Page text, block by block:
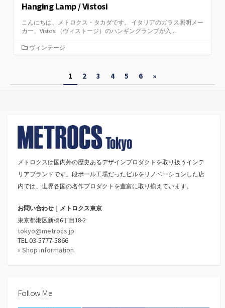
Hanging Lamp / Vistosi
こんにちは、メトロクス・タカダです。 イタリアのガラス照明メー
カー、Vistosi（ヴィストージ）のハンギングランプが入...
カ
ー
ヴィンテージ
ペ
ー
ジ
送
1 2 3 4 5 6 »
メトロクスは国内外の歴史あるデザインプロダクトを取り扱うインテ
リアブランドです。段ボール工場だったビルをリノベーションした店
内では、世界各国の名作プロダクトを豊富に取り揃えています。
お問い合わせ｜メトロクス東京
東京都港区新橋6丁目18-2
tokyo@metrocs.jp
TEL 03-5777-5866
» Shop information
Follow Me